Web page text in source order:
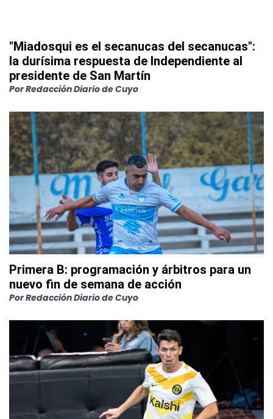
"Miadosqui es el secanucas del secanucas":
la durísima respuesta de Independiente al
presidente de San Martín
PorRedacción Diario de Cuyo
Primera B: programación y árbitros para un
nuevo fin de semana de acción
PorRedacción Diario de Cuyo